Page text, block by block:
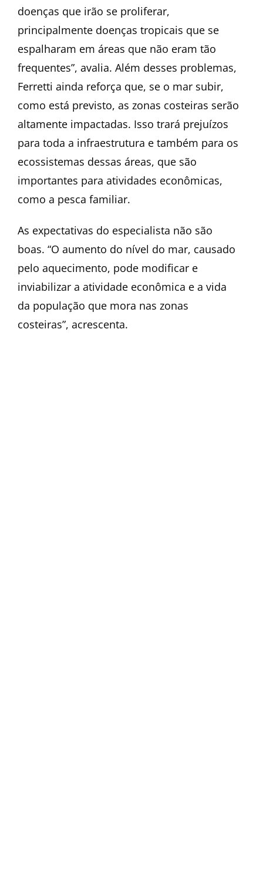
doenças que irão se proliferar,
principalmente doenças tropicais que se
espalharam em áreas que não eram tão
frequentes”, avalia. Além desses problemas,
Ferretti ainda reforça que, se o mar subir,
como está previsto, as zonas costeiras serão
altamente impactadas. Isso trará prejuízos
para toda a infraestrutura e também para os
ecossistemas dessas áreas, que são
importantes para atividades econômicas,
como a pesca familiar.
As expectativas do especialista não são
boas. “O aumento do nível do mar, causado
pelo aquecimento, pode modificar e
inviabilizar a atividade econômica e a vida
da população que mora nas zonas
costeiras”, acrescenta.